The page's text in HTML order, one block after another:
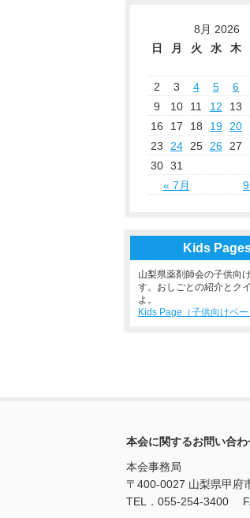
8月 2026
日
月 火 水 木
2
3 4 5 6
9
10 11 12 13
16
17 18 19 20
23
24 25 26 27
30 31
« 7月
Kids
山梨県薬剤師会の子供向
す。おしごとの紹介とク
よ。
Kids Page（子供向けペー
本会に関するお問い合わ
本会事務局
〒400-0027 山梨県甲府
TEL．055-254-3400